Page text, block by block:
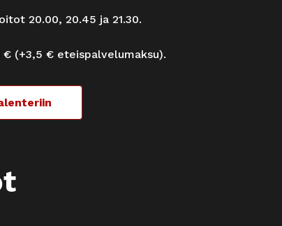
20.00, 20.45 ja 21.30.
(+3,5 € eteispalvelumaksu).